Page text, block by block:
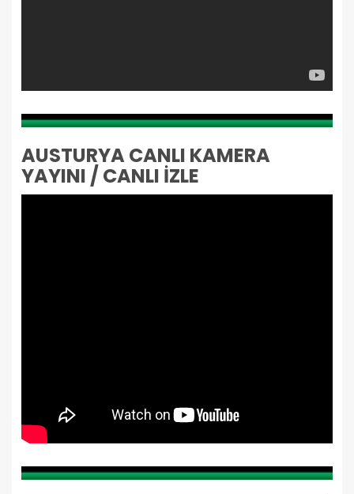
AUSTURYA CANLI KAMERA
YAYINI / CANLI İZLE